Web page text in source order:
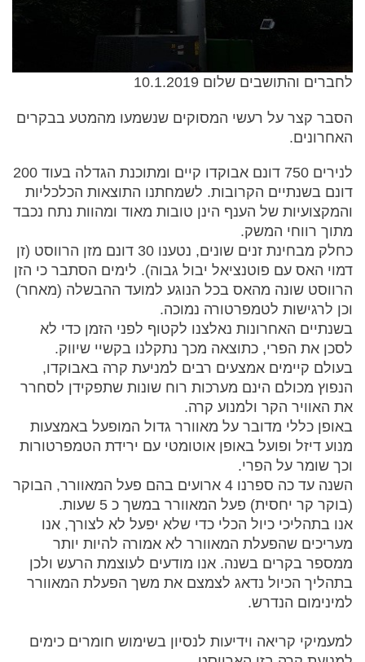
לחברים והתושבים שלום 10.1.2019
הסבר קצר על רעשי המסוקים שנשמעו מהמטע בבקרים
האחרונים.
לנירים 750 דונם אבוקדו קיים ומתוכנת הגדלה בעוד 200
דונם בשנתיים הקרובות. לשמחתנו התוצאות הכלכליות
והמקצועיות של הענף הינן טובות מאוד ומהוות נתח נכבד
מתוך רווחי המשק.
כחלק מבחינת זנים שונים, נטענו 30 דונם מזן הרווסט (זן
דמוי האס עם פוטנציאל יבול גבוה). לימים הסתבר כי הזן
הרווסט שונה מהאס בכל הנוגע למועד ההבשלה (מאחר)
וכן לרגישות לטמפרטורה נמוכה.
בשנתיים האחרונות נאלצנו לקטוף לפני הזמן כדי לא
לסכן את הפרי, כתוצאה מכך נתקלנו בקשיי שיווק.
בעולם קיימים אמצעים רבים למניעת קרה באבוקדו,
הנפוץ מכולם הינם מערכות רוח שונות שתפקידן לסחרר
את האוויר הקר ולמנוע קרה.
באופן כללי מדובר על מאוורר גדול המופעל באמצעות
מנוע דיזל ופועל באופן אוטומטי עם ירידת הטמפרטורות
וכך שומר על הפרי.
השנה עד כה ספרנו 4 ארועים בהם פעל המאוורר, הבוקר
(בוקר קר יחסית) פעל המאוורר במשך כ 5 שעות.
אנו בתהליכי כיול הכלי כדי שלא יפעל לא לצורך, אנו
מעריכים שהפעלת המאוורר לא אמורה להיות יותר
ממספר בקרים בשנה. אנו מודעים לעוצמת הרעש ולכן
בתהליך הכיול נדאג לצמצם את משך הפעלת המאוורר
למינימום הנדרש.
למעמיקי קריאה וידיעות לנסיון בשימוש חומרים כימים